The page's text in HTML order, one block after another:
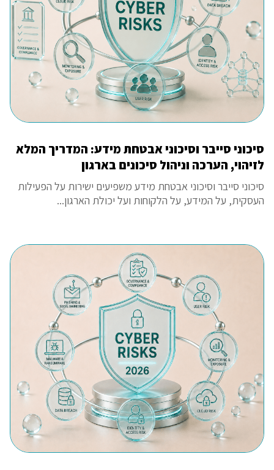
סיכוני סייבר וסיכוני אבטחת מידע: המדריך המלא
לזיהוי, הערכה וניהול סיכונים בארגון
סיכוני סייבר וסיכוני אבטחת מידע משפיעים ישירות על הפעילות
העסקית, על המידע, על הלקוחות ועל יכולת הארגון...